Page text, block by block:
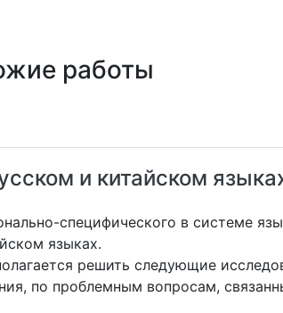
работы
и китайском
специфического в системе
языках.
решить следующие
по проблемным вопросам,